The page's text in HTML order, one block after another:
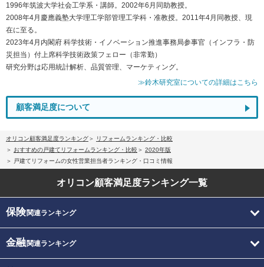
1996年筑波大学社会工学系・講師。2002年6月同助教授。
2008年4月慶應義塾大学理工学部管理工学科・准教授。2011年4月同教授、現
在に至る。
2023年4月内閣府 科学技術・イノベーション推進事務局参事官（インフラ・防
災担当）付上席科学技術政策フェロー（非常勤）
研究分野は応用統計解析、品質管理、マーケティング。
≫鈴木研究室についての詳細はこちら
顧客満足度について
オリコン顧客満足度ランキング
リフォームランキング・比較
おすすめの戸建てリフォームランキング・比較
2020年版
戸建てリフォームの女性営業担当者ランキング・口コミ情報
オリコン顧客満足度ランキング一覧
保険関連ランキング
金融関連ランキング